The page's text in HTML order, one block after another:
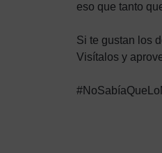
eso que tanto
Si te gustan los
Visítalos y